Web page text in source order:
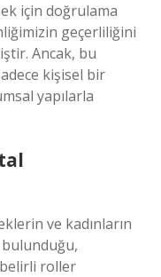
için doğrulama
geçerliliğini
Ancak, bu
kişisel bir
yapılarla
ve kadınların
roller